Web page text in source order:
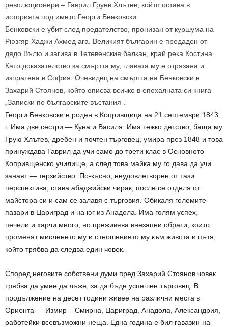
революционери – Гаврил Груев Хлътев, който остава в
историята под името Георги Бенковски.
Бенковски е убит след предателство, пронизан от куршума на
Рюзгяр Хаджи Ахмед ага. Великият българин е предаден от
дядо Вълю и загива в Тетевенския балкан, край река Костина.
Като доказателство за смъртта му, главата му е отрязана и
изпратена в София. Очевидец на смъртта на Бенковски е
Захарий Стоянов, който описва всичко в епохалната си книга
„Записки по българските въстания”.
Георги Бенковски е роден в Копривщица на 21 септември 1843
г. Има две сестри — Куна и Василя. Има тежко детство, баща му
Грую Хлътев, дребен и почтен търговец, умира през 1848 и това
принуждава Гаврил да учи само до трети клас в Основното
Копривщенско училище, а след това майка му го дава да учи
занаят — терзийство. По-късно, неудовлетворен от тази
перспектива, става абаджийски чирак, после се отделя от
майстора си и сам се залавя с търговия. Обикаля големите
пазари в Цариград и на юг из Анадола. Има голям успех,
печели и харчи много, но преживява внезапни обрати, които
променят мисленето му и отношението му към живота и пътя,
който трябва да следва един човек.
Според неговите собствени думи пред Захарий Стоянов човек
трябва да умее да лъже, за да бъде успешен търговец. В
продължение на десет години живее на различни места в
Ориента — Измир – Смирна, Цариград, Анадола, Александрия,
работейки всевъзможни неща. Една година е бил гавазин на